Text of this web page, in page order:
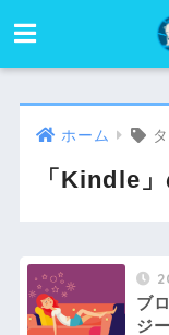
ホーム
「Kindle
ブ
ジ